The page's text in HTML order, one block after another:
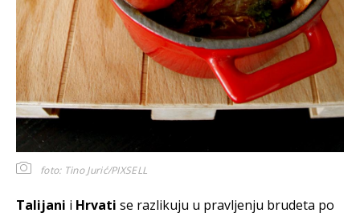
foto: Tino Jurić/PIXSELL
Talijani i Hrvati se razlikuju u pravljenju brudeta po